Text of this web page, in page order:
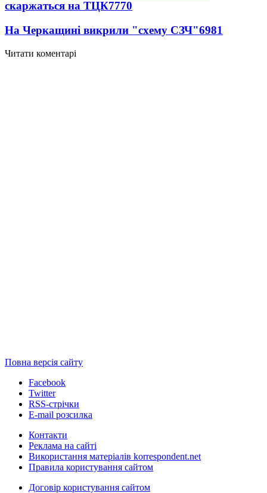
скаржаться на ТЦК7770
На Черкащині викрили "схему СЗЧ"6981
Читати коментарі
Повна версія сайту
Facebook
Twitter
RSS-стрічки
E-mail розсилка
Контакти
Реклама на сайті
Використання матеріалів korrespondent.net
Правила користування сайтом
Договір користування сайтом